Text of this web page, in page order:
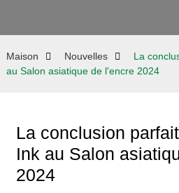
Maison Nouvelles
La
au Salon asiatique de l'encre 2024
La conclusion
Ink au Salon
2024